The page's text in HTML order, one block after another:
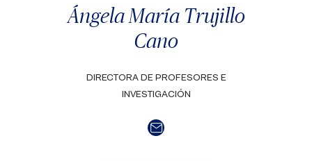
Ángela María Trujillo
Cano
DIRECTORA DE PROFESORES E
INVESTIGACIÓN